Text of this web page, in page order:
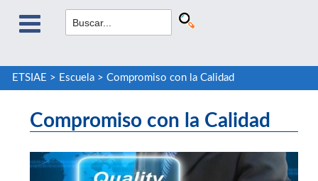
ETSIAE > Escuela> Compromiso con la Calidad
Compromiso con la Calidad